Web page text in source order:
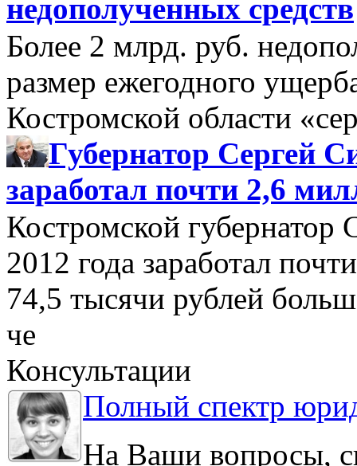
недополученных средств
Более 2 млрд. руб.
размер ежегодного
Костромской области
Губернатор Сергей
заработал почти 2,6
Костромской губернатор
2012 года заработал
74,5 тысячи рублей
че
Консультации
Полный спектр
На Ваши вопросы,